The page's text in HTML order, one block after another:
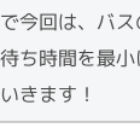
今回は、バ
ち時間を最
きます！